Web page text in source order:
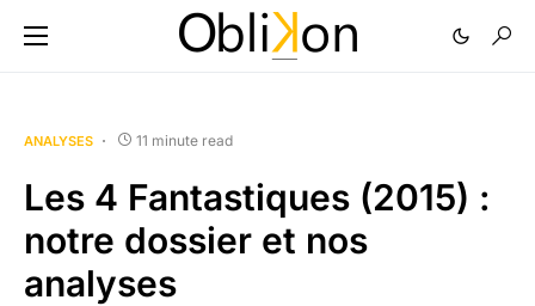
ANALYSES 11 minute read
Les 4 Fantastiques (2015) :
notre dossier et nos
analyses